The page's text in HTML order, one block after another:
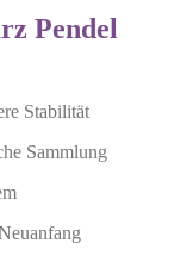
Pendel
Stabilität
Sammlung